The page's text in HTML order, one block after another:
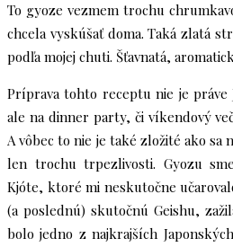
To gyoze vezmem trochu
chcela vyskúšať doma. Taká zlatá
podľa mojej chuti. Šťavnatá,
Príprava tohto receptu nie je práve
ale na dinner party, či víkendový
A vôbec to nie je také zložité ako sa
len trochu trpezlivosti. Gyozu
Kjóte, ktoré mi neskutočne
(a poslednú) skutočnú Geishu,
bolo jedno z najkrajších